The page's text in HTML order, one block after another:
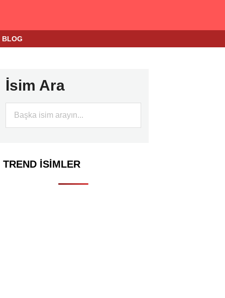
BLOG
İsim Ara
TREND İSIMLER